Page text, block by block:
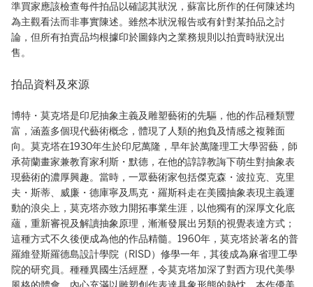
準買家應該檢查每件拍品以確認其狀況，蘇富比所作的任何陳述均
為主觀看法而非事實陳述。雖然本狀況報告或有針對某拍品之討
論，但所有拍賣品均根據印於圖錄內之業務規則以拍賣時狀況出
售。
拍品資料及來源
博特・莫克塔是印尼抽象主義及雕塑藝術的先驅，他的作品種類豐
富，涵蓋多個現代藝術概念，體現了人類的抱負及情感之複雜面
向。莫克塔在1930年生於印尼萬隆，早年於萬隆理工大學習藝，師
承荷蘭畫家兼教育家利斯・默德，在他的諄諄教誨下萌生對抽象表
現藝術的濃厚興趣。當時，一眾藝術家包括傑克森・波拉克、克里
夫・斯蒂、威廉・德庫寧及馬克・羅斯科走在美國抽象表現主義運
動的浪尖上，莫克塔亦致力開拓事業生涯，以他獨有的深厚文化底
蘊，重新審視及解讀抽象原理，漸漸發展出另類的視覺表達方式；
這種方式不久後便成為他的作品精髓。1960年，莫克塔於著名的普
羅維登斯羅德島設計學院（RISD）修學一年，其後成為麻省理工學
院的研究員。種種異國生活經歷，令莫克塔加深了對西方現代美學